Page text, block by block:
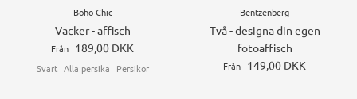
Boho Chic
Vacker - affisch
Från 189,00 DKK
Svart Alla persika Persikor
Bentzenberg
Två - designa din egen
fotoaffisch
Från 149,00 DKK